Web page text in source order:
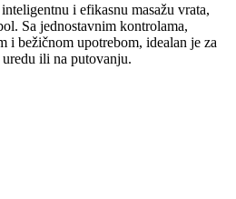
i efikasnu masažu vrata,
Sa jednostavnim kontrolama,
i bežičnom upotrebom, idealan je za
ili na putovanju.